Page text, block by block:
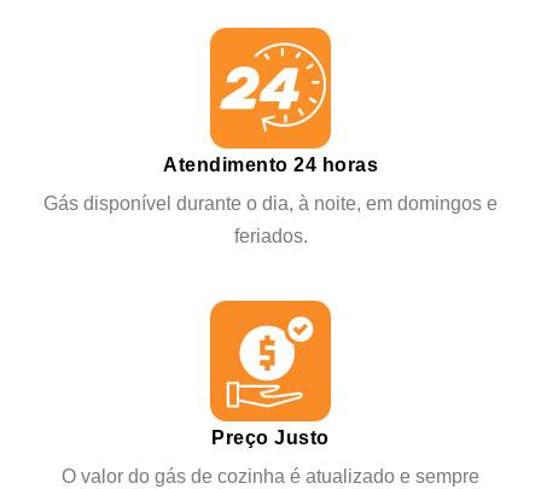
Atendimento 24 horas
Gás disponível durante o dia, à noite, em domingos e
feriados.
Preço Justo
O valor do gás de cozinha é atualizado e sempre